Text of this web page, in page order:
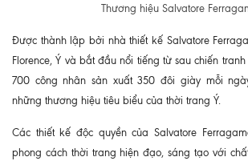
Thương hiệu Salvatore
Được thành lập bởi nhà thiết kế Salvatore
Florence, Ý và bắt đầu nổi tiếng từ sau chiến
700 công nhân sản xuất 350 đôi giày mỗi
những thương hiệu tiêu biểu của thời trang Ý.
Các thiết kế độc quyền của Salvatore
phong cách thời trang hiện đạo, sáng tạo với